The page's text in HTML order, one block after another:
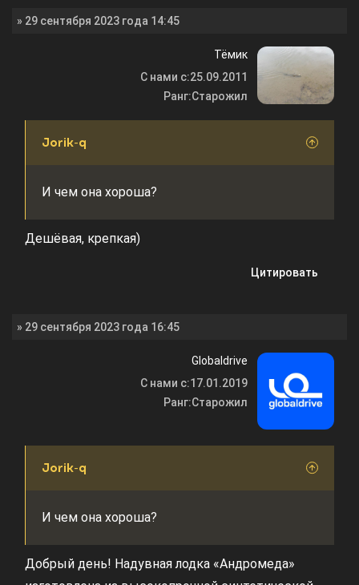
» 29 сентября 2023 года 14:45
Тёмик
С нами с:25.09.2011
Ранг:Старожил
Jorik-q
И чем она хороша?
Дешёвая, крепкая)
Цитировать
» 29 сентября 2023 года 16:45
Globaldrive
С нами с:17.01.2019
Ранг:Старожил
Jorik-q
И чем она хороша?
Добрый день! Надувная лодка «Андромеда»